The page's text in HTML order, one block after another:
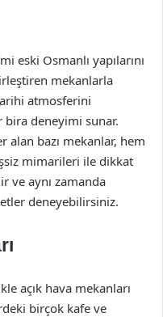
eski Osmanlı yapılarını
mekanlarla
atmosferini
deneyimi sunar.
alan bazı mekanlar, hem
mimarileri ile dikkat
ve aynı zamanda
deneyebilirsiniz.
açık hava mekanları
birçok kafe ve